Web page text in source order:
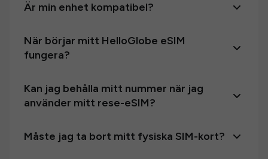
Är min enhet kompatibel?
När börjar mitt HelloGlobe eSIM
fungera?
Kan jag behålla mitt nummer när jag
använder mitt rese-eSIM?
Måste jag ta bort mitt fysiska SIM-kort?